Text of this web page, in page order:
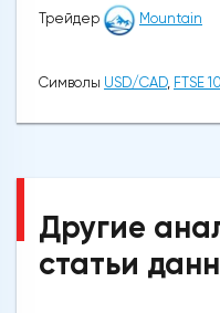
Трейдер Mountain
Символы USD/CAD, FTSE
Другие
статьи